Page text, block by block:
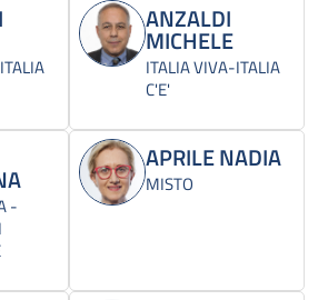
ANZALDI
MICHELE
ITALIA VIVA-ITALIA
C'E'
-
APRILE NADIA
MISTO